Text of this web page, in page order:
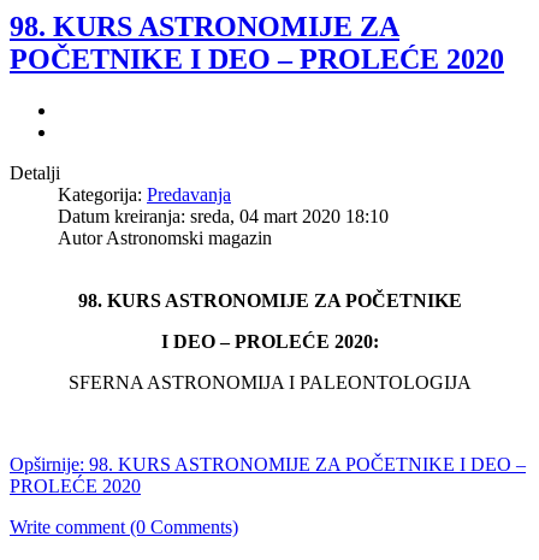
98. KURS ASTRONOMIJE ZA
POČETNIKE I DEO – PROLEĆE 2020
Detalji
Kategorija: Predavanja
Datum kreiranja: sreda, 04 mart 2020 18:10
Autor Astronomski magazin
98. KURS ASTRONOMIJE ZA POČETNIKE
I DEO – PROLEĆE 2020:
SFERNA ASTRONOMIJA I PALEONTOLOGIJA
Opširnije: 98. KURS ASTRONOMIJE ZA POČETNIKE I DEO –
PROLEĆE 2020
Write comment (0 Comments)